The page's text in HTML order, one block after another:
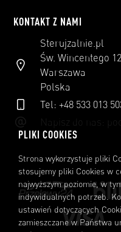
KONTAKT Z NAMI
Sterujzalnie.pl
Św. Wincentego
Warszawa
Polska
Tel: +48 533 013
Napisz do nas:
PLIKI COOKIES
Strona wykorzystuje pliki
stosujemy pliki Cookies w
najwyższym poziomie, w
indywidualnych potrzeb.
ustawień dotyczących
zamieszczane w Państwa